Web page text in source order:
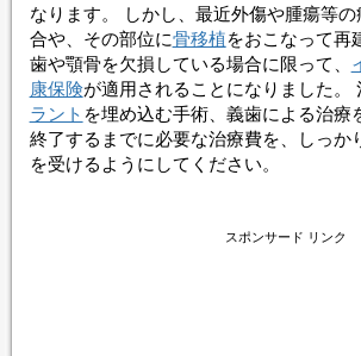
なります。 しかし、最近外傷や腫瘍等
合や、その部位に骨移植をおこなって再
歯や顎骨を欠損している場合に限って、
康保険が適用されることになりました。
ラント を埋め込む手術、義歯による治療
終了するまでに必要な治療費を、しっか
を受けるようにしてください。
スポンサード リンク